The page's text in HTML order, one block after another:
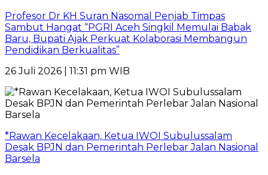
Profesor Dr KH Suran Nasomal Penjab Timpas
Sambut Hangat “PGRI Aceh Singkil Memulai Babak
Baru, Bupati Ajak Perkuat Kolaborasi Membangun
Pendidikan Berkualitas”
26 Juli 2026 | 11:31 pm WIB
*Rawan Kecelakaan, Ketua IWOI Subulussalam
Desak BPJN dan Pemerintah Perlebar Jalan Nasional
Barsela